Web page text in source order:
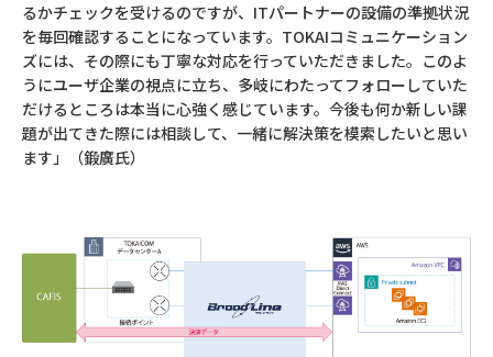
るかチェックを受けるのですが、ITパートナーの設備の準拠状況
を毎回確認することになっています。TOKAIコミュニケーション
ズには、その際にも丁寧な対応を行っていただきました。このよ
うにユーザ企業の視点に立ち、多岐にわたってフォローしていた
だけるところは本当に心強く感じています。今後も何か新しい課
題が出てきた際には相談して、一緒に解決策を模索したいと思い
ます」（鍛廣氏）